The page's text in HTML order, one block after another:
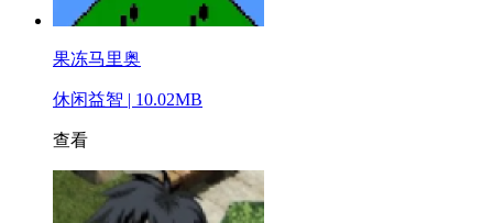
果冻马里奥
休闲益智 | 10.02MB
查看